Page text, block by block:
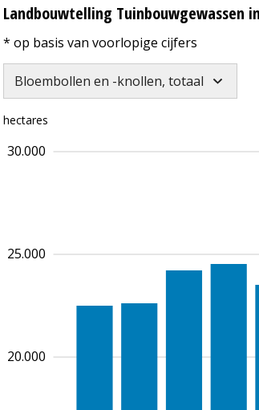
Bloembollen en -knollen, totaal
Landbouwtelling Tuinbouwgewassen
* op basis van voorlopige cijfers
hectares
20.000
25.000
30.000